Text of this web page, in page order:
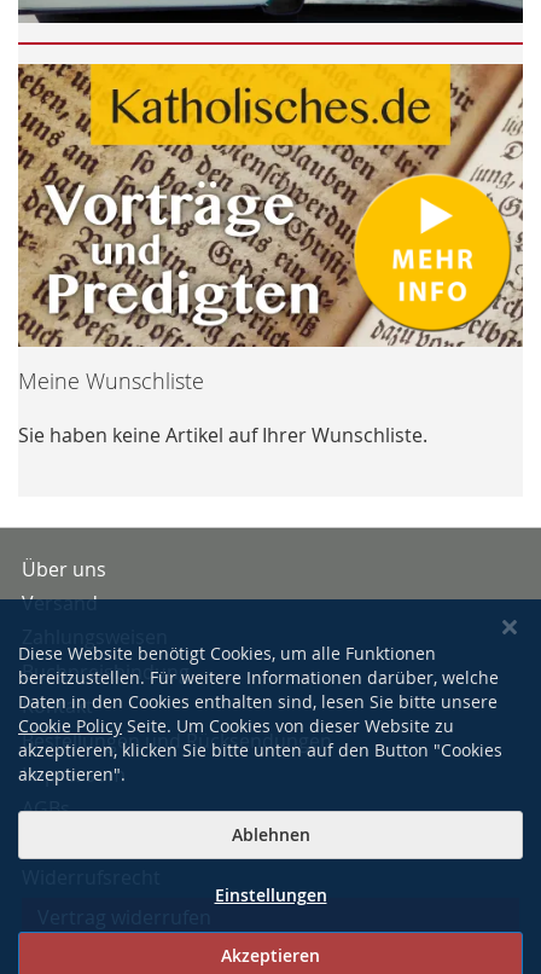
Meine Wunschliste
Sie haben keine Artikel auf Ihrer Wunschliste.
Über uns
Versand
Buchpreisbindung
Kontakt
Bestellungen und Rücksendungen
Impressum
AGBs
Diese Website benötigt Cookies, um alle Funktionen
bereitzustellen. Für weitere Informationen darüber, welche
Daten in den Cookies enthalten sind, lesen Sie bitte unsere
Cookie Policy Seite. Um Cookies von dieser Website zu
akzeptieren, klicken Sie bitte unten auf den Button "Cookies
akzeptieren".
Akzeptieren
Ablehnen
Einstellungen